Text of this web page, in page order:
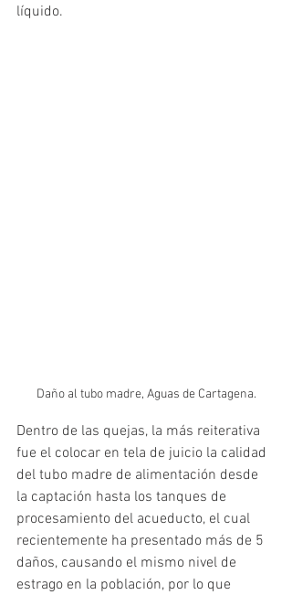
líquido.
Daño al tubo madre, Aguas de Cartagena.
Dentro de las quejas, la más reiterativa
fue el colocar en tela de juicio la calidad
del tubo madre de alimentación desde
la captación hasta los tanques de
procesamiento del acueducto, el cual
recientemente ha presentado más de 5
daños, causando el mismo nivel de
estrago en la población, por lo que